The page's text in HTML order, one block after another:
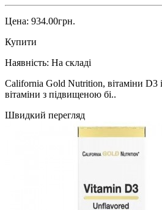
Цена: 934.00грн.
Купити
Наявність: На складі
California Gold Nutrition, вітаміни D3
вітаміни з підвищеною бі..
Швидкий перегляд